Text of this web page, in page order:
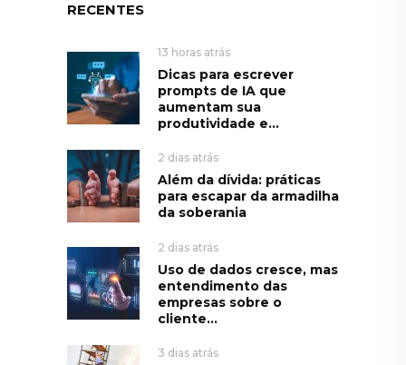
RECENTES
13 horas atrás
Dicas para escrever
prompts de IA que
aumentam sua
produtividade e...
2 dias atrás
Além da dívida: práticas
para escapar da armadilha
da soberania
2 dias atrás
Uso de dados cresce, mas
entendimento das
empresas sobre o
cliente...
3 dias atrás